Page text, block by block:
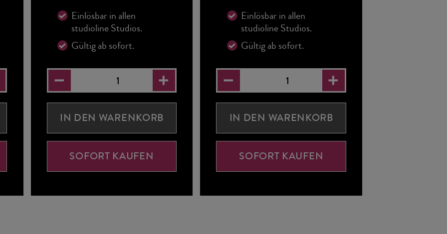
Einlösbar in allen
studioline Studios.
Gültig ab sofort.
IN DEN WARENKORB
SOFORT KAUFEN
Einlösbar in allen
studioline Studios.
Gültig ab sofort.
IN DEN WARENKORB
SOFORT KAUFEN